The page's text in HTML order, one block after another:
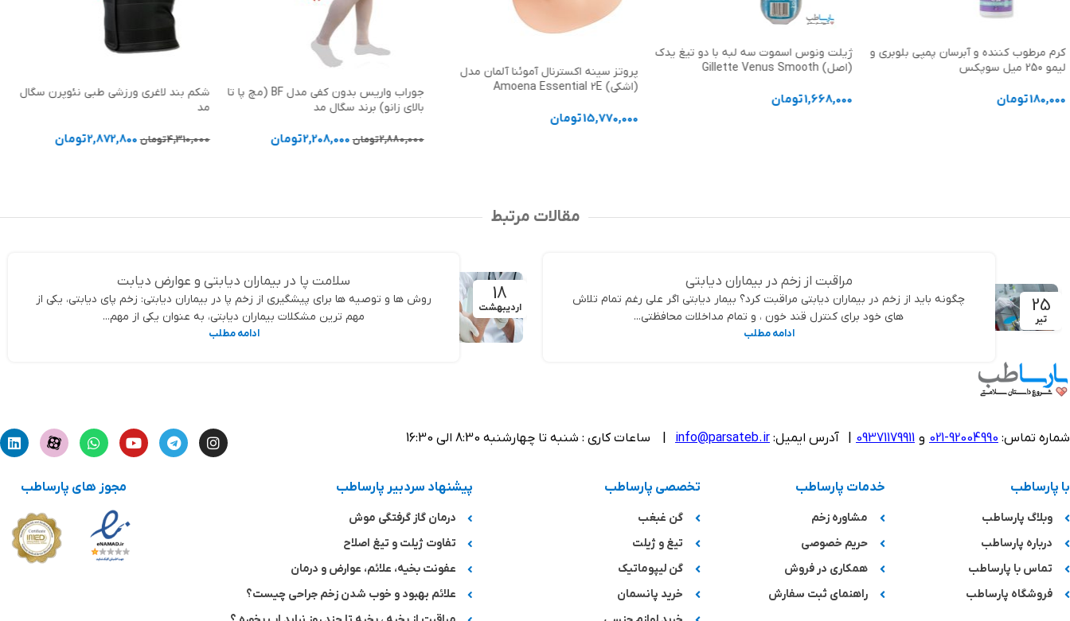
کرم مرطوب کننده و آبرسان پمپی بلوبری و
لیمو 250 میل سوپکس
180,000تومان
ژیلت ونوس اسموت سه لبه با دو تیغ یدک
(اصل) Gillette Venus Smooth
1,668,000تومان
پروتز سینه اکسترنال آموئنا آلمان مدل
(اشکی) Amoena Essential 2E
15,770,000تومان
جوراب واریس بدون کفی مدل BF (مچ پا تا
بالای زانو) برند سگال مد
2,880,000تومان 2,208,000تومان
شکم بند لاغری ورزشی طبی نئوپرن سگال
مد
4,310,000تومان 2,872,800تومان
مقالات مرتبط
25
تیر
مراقبت از زخم در بیماران دیابتی
چگونه باید از زخم در بیماران دیابتی مراقبت کرد؟ بیمار دیابتی اگر علی رغم تمام تلاش
های خود برای کنترل قند خون ، و تمام مداخلات محافظتی...
ادامه مطلب
18
اردیبهشت
سلامت پا در بیماران دیابتی و عوارض دیابت
روش ها و توصیه ها برای پیشگیری از زخم پا در بیماران دیابتی: زخم پای دیابتی، یکی از
مهم ترین مشکلات بیماران دیابتی، به عنوان یکی از مهم...
ادامه مطلب
شماره تماس: 92004990-021 و 09371179911 آدرس ایمیل: info@parsateb.ir | ساعات کاری : شنبه تا چهارشنبه 8:30 الی 16:30
با پارساطب
وبلاگ پارساطب
درباره پارساطب
تماس با پارساطب
فروشگاه پارساطب
خدمات پارساطب
مشاوره زخم
حریم خصوصی
همکاری در فروش
راهنمای ثبت سفارش
تخصصی پارساطب
گن غبغب
تیغ و ژیلت
گن لیپوماتیک
خرید پانسمان
پیشنهاد سردبیر پارساطب
درمان گاز گرفتگی موش
تفاوت ژیلت و تیغ اصلاح
عفونت بخیه، علائم، عوارض و درمان
علائم بهبود و خوب شدن زخم جراحی چیست؟
مجوز های پارساطب